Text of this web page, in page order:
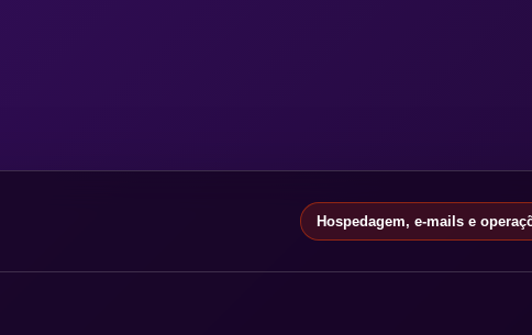
Hospedagem, e-mails e